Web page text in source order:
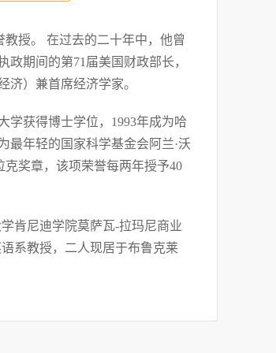
教授。 在过去的二十年中，他曾
期间的第71届美国财政部长，
济）兼首席经济学家。
学获得博士学位，1993年成为哈
最年轻的国家科学基金会阿兰·沃
克奖章，该项荣誉每两年授予40
肯尼迪学院莫萨瓦-拉玛尼商业
系教授，二人现居于布鲁克莱